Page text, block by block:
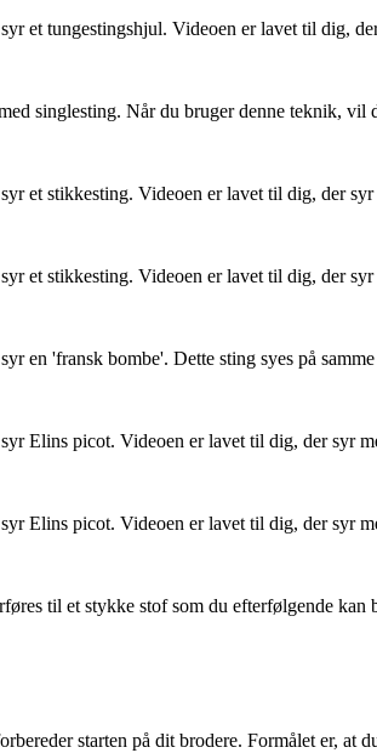
et tungestingshjul. Videoen er lavet til dig,
singlesting. Når du bruger denne teknik,
et stikkesting. Videoen er lavet til dig, der syr
et stikkesting. Videoen er lavet til dig, der syr
en 'fransk bombe'. Dette sting syes på
Elins picot. Videoen er lavet til dig, der syr
Elins picot. Videoen er lavet til dig, der syr
til et stykke stof som du efterfølgende kan
starten på dit brodere. Formålet er, at